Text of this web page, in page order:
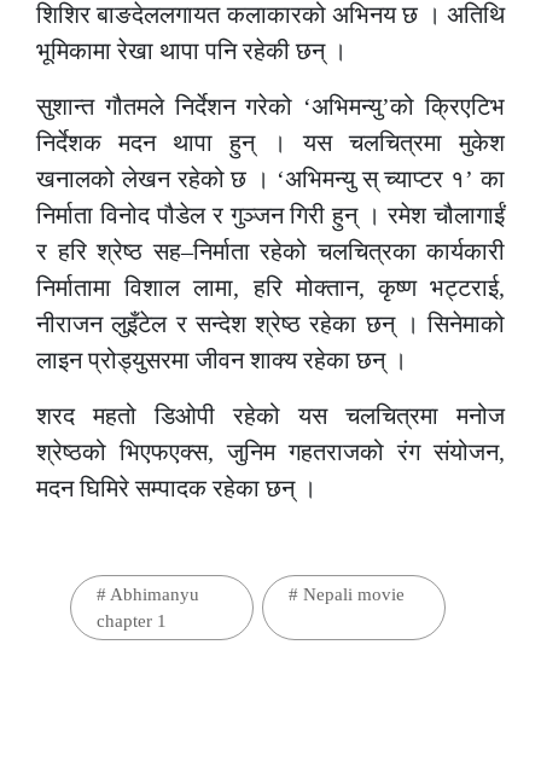
शिशिर बाङदेललगायत कलाकारको अभिनय छ । अतिथि
भूमिकामा रेखा थापा पनि रहेकी छन् ।
सुशान्त गौतमले निर्देशन गरेको ‘अभिमन्यु’को क्रिएटिभ
निर्देशक मदन थापा हुन् । यस चलचित्रमा मुकेश
खनालको लेखन रहेको छ । ‘अभिमन्यु स् च्याप्टर १’ का
निर्माता विनोद पौडेल र गुञ्जन गिरी हुन् । रमेश चौलागाईं
र हरि श्रेष्ठ सह–निर्माता रहेको चलचित्रका कार्यकारी
निर्मातामा विशाल लामा, हरि मोक्तान, कृष्ण भट्टराई,
नीराजन लुइँटेल र सन्देश श्रेष्ठ रहेका छन् । सिनेमाको
लाइन प्रोड्युसरमा जीवन शाक्य रहेका छन् ।
शरद महतो डिओपी रहेको यस चलचित्रमा मनोज
श्रेष्ठको भिएफएक्स, जुनिम गहतराजको रंग संयोजन,
मदन घिमिरे सम्पादक रहेका छन् ।
#Abhimanyu
chapter 1
# Nepali movie